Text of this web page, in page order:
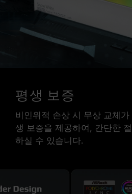
평생 보증
비인위적 손상 시 무상 교체
생 보증을 제공하여, 간단한
하실 수 있습니다.